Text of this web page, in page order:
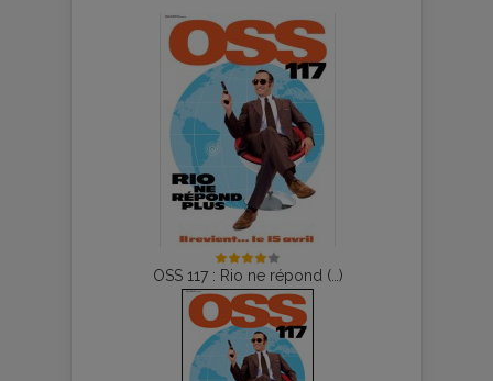
OSS 117 : Rio ne répond (…)